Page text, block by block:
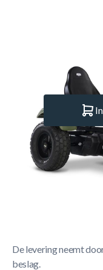
€ 1.089.–
Korte Beschrijving
Berg Skelter XXL
De levering neemt
beslag.